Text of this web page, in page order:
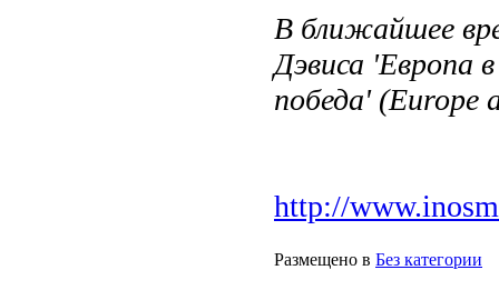
В ближайшее
Дэвиса 'Европа
победа' (Europe
http://
Размещено в Без категории